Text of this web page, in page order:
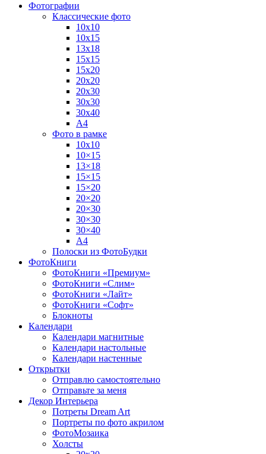
Фотографии
Классические фото
10х10
10х15
13х18
15х15
15х20
20х20
20х30
30х30
30х40
А4
Фото в рамке
10х10
10×15
13×18
15×15
15×20
20×20
20×30
30×30
30×40
A4
Полоски из ФотоБудки
ФотоКниги
ФотоКниги «Премиум»
ФотоКниги «Слим»
ФотоКниги «Лайт»
ФотоКниги «Софт»
Блокноты
Календари
Календари магнитные
Календари настольные
Календари настенные
Открытки
Отправлю самостоятельно
Отправьте за меня
Декор Интерьера
Потреты Dream Art
Портреты по фото акрилом
ФотоМозаика
Холсты